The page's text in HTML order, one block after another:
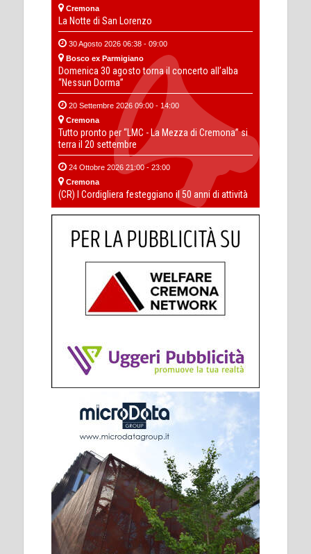
Cremona
La Notte di San Lorenzo
30 Agosto 2026 06:38 - 09:00
Bosco ex Parmigiano
Domenica 30 agosto torna il concerto all’alba
“Nessun Dorma”
20 Settembre 2026 09:00 - 14:00
Cremona
Tutto pronto per “LMC - La Mezza di Cremona” si
terra il 20 settembre
24 Ottobre 2026 21:00 - 23:00
Cremona
(CR) I Cordigliera festeggiano il 50 anni di attività